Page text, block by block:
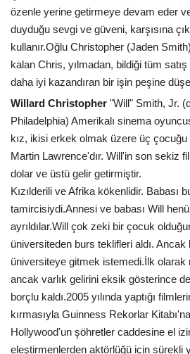
özenle yerine getirmeye devam eder
duyduğu sevgi ve güveni, karşısına
kullanır.Oğlu Christopher (Jaden
kalan Chris, yılmadan, bildiği tüm
daha iyi kazandıran bir işin peşine
Willard Christopher "Will" Smith, Jr.
Philadelphia) Amerikalı sinema
kız, ikisi erkek olmak üzere üç çocuğu
Martin Lawrence'dır. Will'in son sekiz
dolar ve üstü gelir getirmiştir.
Kızılderili ve Afrika kökenlidir. Babası
tamircisiydi.Annesi ve babası Will
ayrıldılar.Will çok zeki bir çocuk
üniversiteden burs teklifleri aldı.
üniversiteye gitmek istemedi.İlk olarak
ancak varlık gelirini eksik gösterince
borçlu kaldı.2005 yılında yaptığı
kırmasıyla Guinness Rekorlar
Hollywood'un şöhretler caddesine el
eleştirmenlerden aktörlüğü için sürekli